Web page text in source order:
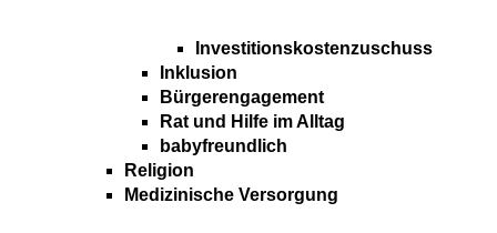
Investitionskostenzuschuss
Inklusion
Bürgerengagement
Rat und Hilfe im Alltag
babyfreundlich
Religion
Medizinische Versorgung